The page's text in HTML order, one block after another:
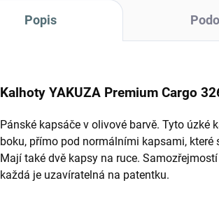
Popis
Kalhoty YAKUZA Premium Cargo
Pánské kapsáče v olivové barvě. Tyto úzké
boku, přímo pod normálními kapsami,
Mají také dvě kapsy na ruce.
každá je uzavíratelná na patentku.